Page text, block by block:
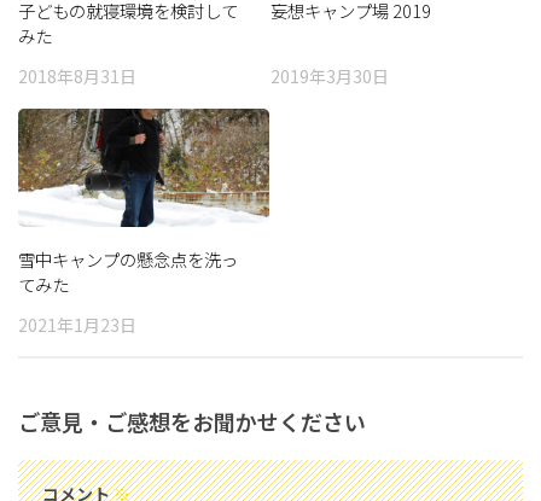
子どもの就寝環境を検討して
みた
2018年8月31日
妄想キャンプ場 2019
2019年3月30日
雪中キャンプの懸念点を洗っ
てみた
2021年1月23日
ご意見・ご感想をお聞かせください
コメント※